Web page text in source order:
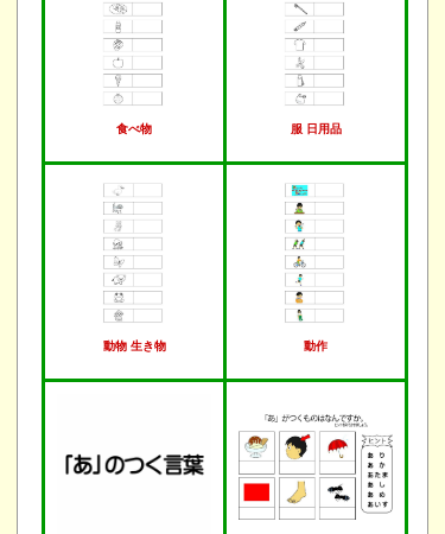
食べ物 服 日用品
動物 生き物 動作